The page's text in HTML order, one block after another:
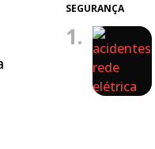
SEGURANÇA
1.